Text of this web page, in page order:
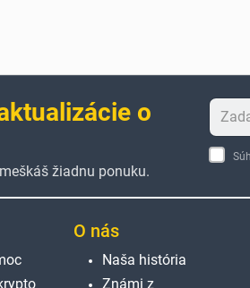
o
žiadnu ponuku.
O nás
Naša história
Známi z